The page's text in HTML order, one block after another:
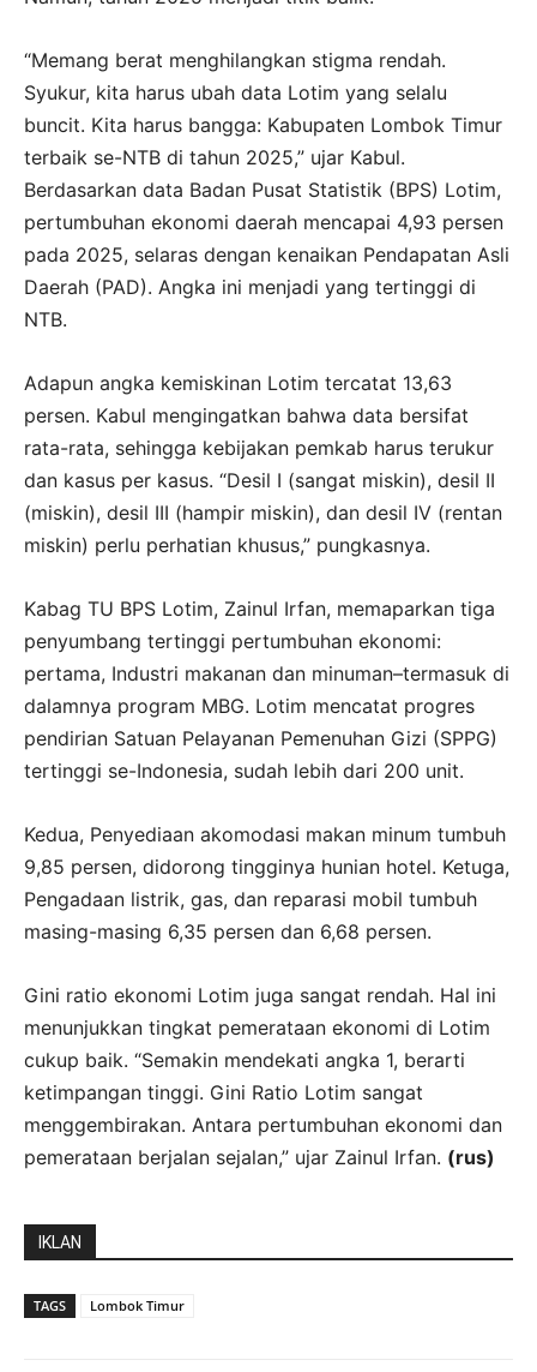
“Memang berat menghilangkan stigma rendah.
Syukur, kita harus ubah data Lotim yang selalu
buncit. Kita harus bangga: Kabupaten Lombok Timur
terbaik se-NTB di tahun 2025,” ujar Kabul.
Berdasarkan data Badan Pusat Statistik (BPS) Lotim,
pertumbuhan ekonomi daerah mencapai 4,93 persen
pada 2025, selaras dengan kenaikan Pendapatan Asli
Daerah (PAD). Angka ini menjadi yang tertinggi di
NTB.
Adapun angka kemiskinan Lotim tercatat 13,63
persen. Kabul mengingatkan bahwa data bersifat
rata-rata, sehingga kebijakan pemkab harus terukur
dan kasus per kasus. “Desil I (sangat miskin), desil II
(miskin), desil III (hampir miskin), dan desil IV (rentan
miskin) perlu perhatian khusus,” pungkasnya.
Kabag TU BPS Lotim, Zainul Irfan, memaparkan tiga
penyumbang tertinggi pertumbuhan ekonomi:
pertama, Industri makanan dan minuman–termasuk di
dalamnya program MBG. Lotim mencatat progres
pendirian Satuan Pelayanan Pemenuhan Gizi (SPPG)
tertinggi se-Indonesia, sudah lebih dari 200 unit.
Kedua, Penyediaan akomodasi makan minum tumbuh
9,85 persen, didorong tingginya hunian hotel. Ketuga,
Pengadaan listrik, gas, dan reparasi mobil tumbuh
masing-masing 6,35 persen dan 6,68 persen.
Gini ratio ekonomi Lotim juga sangat rendah. Hal ini
menunjukkan tingkat pemerataan ekonomi di Lotim
cukup baik. “Semakin mendekati angka 1, berarti
ketimpangan tinggi. Gini Ratio Lotim sangat
menggembirakan. Antara pertumbuhan ekonomi dan
pemerataan berjalan sejalan,” ujar Zainul Irfan. (rus)
IKLAN
TAGS Lombok Timur